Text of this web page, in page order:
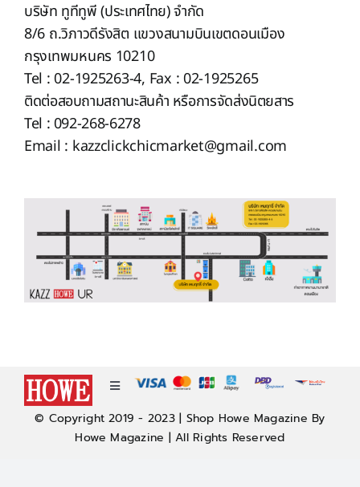
บริษัท ทูทีทูพี (ประเทศไทย) จำกัด
8/6 ถ.วิภาวดีรังสิต แขวงสนามบินเขตดอนเมือง
กรุงเทพมหนคร 10210
Tel : 02-1925263-4, Fax : 02-1925265
ติดต่อสอบถามสถานะสินค้า หรือการจัดส่งนิตยสาร
Tel : 092-268-6278
Email : kazzclickchicmarket@gmail.com
Toggle
Navigation
About
© Copyright 2019 - 2023 | Shop Howe Magazine By
Howe Magazine | All Rights Reserved